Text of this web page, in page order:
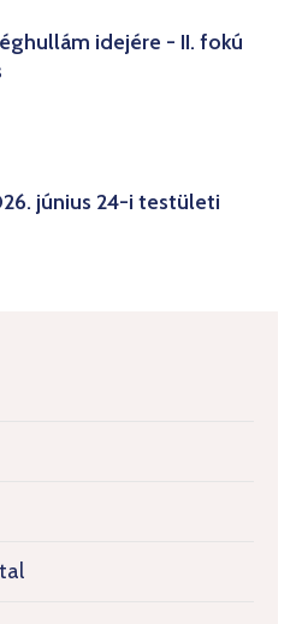
idejére - II. fokú
június 24-i testületi